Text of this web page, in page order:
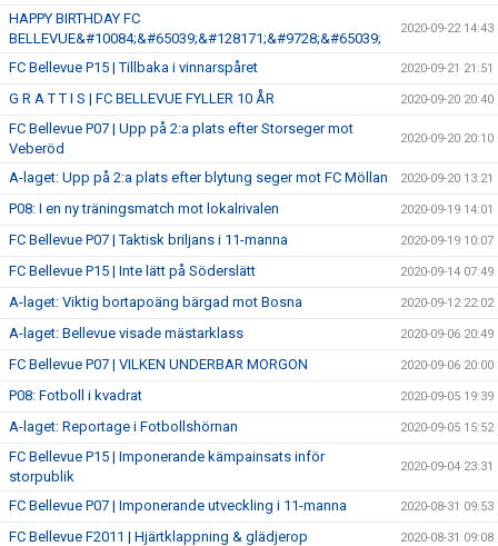
HAPPY BIRTHDAY FC
BELLEVUE&#10084;&#65039;&#128171;&#9728;&#65039;
2020-09-22 14:43
FC Bellevue P15 | Tillbaka i vinnarspåret 2020-09-21 21:51
G R A T T I S | FC BELLEVUE FYLLER 10 ÅR 2020-09-20 20:40
FC Bellevue P07 | Upp på 2:a plats efter Storseger mot
Veberöd
2020-09-20 20:10
A-laget: Upp på 2:a plats efter blytung seger mot FC Möllan 2020-09-20 13:21
P08: I en ny träningsmatch mot lokalrivalen 2020-09-19 14:01
FC Bellevue P07 | Taktisk briljans i 11-manna 2020-09-19 10:07
FC Bellevue P15 | Inte lätt på Söderslätt 2020-09-14 07:49
A-laget: Viktig bortapoäng bärgad mot Bosna 2020-09-12 22:02
A-laget: Bellevue visade mästarklass 2020-09-06 20:49
FC Bellevue P07 | VILKEN UNDERBAR MORGON 2020-09-06 20:00
P08: Fotboll i kvadrat 2020-09-05 19:39
A-laget: Reportage i Fotbollshörnan 2020-09-05 15:52
FC Bellevue P15 | Imponerande kämpainsats inför
storpublik
2020-09-04 23:31
FC Bellevue P07 | Imponerande utveckling i 11-manna 2020-08-31 09:53
FC Bellevue F2011 | Hjärtklappning & glädjerop 2020-08-31 09:08